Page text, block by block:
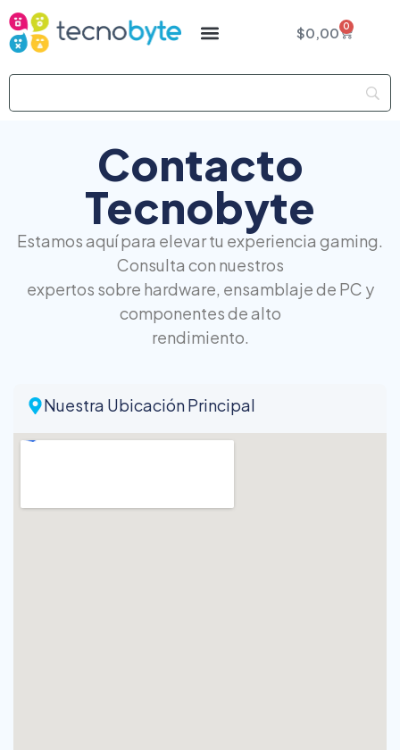
$0,00 0
Contacto
Tecnobyte
Estamos aquí para elevar tu experiencia gaming.
Consulta con nuestros
expertos sobre hardware, ensamblaje de PC y
componentes de alto
rendimiento.
Nuestra Ubicación Principal